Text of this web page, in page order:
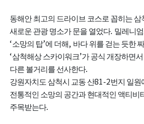
동해안 최고의 드라이브 코스로 꼽히는 삼
새로운 관광 명소가 문을 열었다. 밀레니
‘소망의 탑’에 더해, 바다 위를 걷는 듯한
‘삼척해상 스카이워크’가 공식 개장하면
다른 볼거리를 선사한다.
강원자치도 삼척시 교동 산81-2번지 일원
전통적인 소망의 공간과 현대적인 액티비
주목받는다.